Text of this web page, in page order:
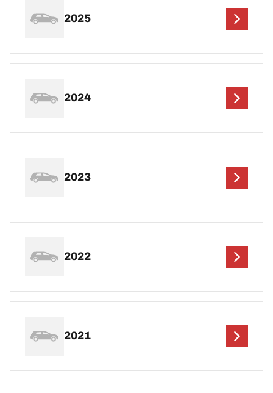
2025
2024
2023
2022
2021